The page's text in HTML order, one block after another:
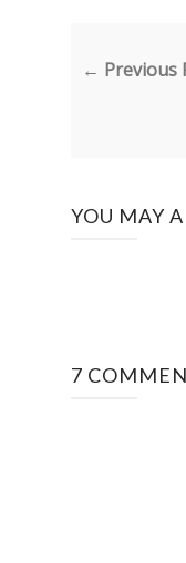
← Previous
YOU MAY
7